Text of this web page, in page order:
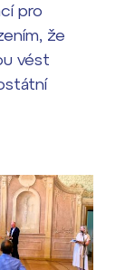
pro
že
vést